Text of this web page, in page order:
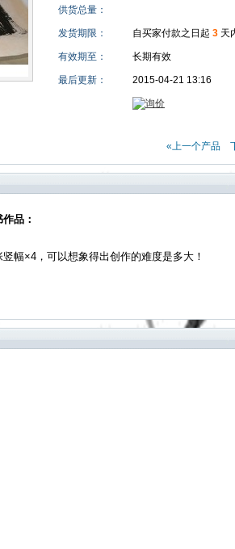
供货总量：
发货期限： 自买家付款之日起 3 天
有效期至： 长期有效
最后更新： 2015-04-21 13:16
«上一个产品
品：
幅×4，可以想象得出创作的难度是多大！